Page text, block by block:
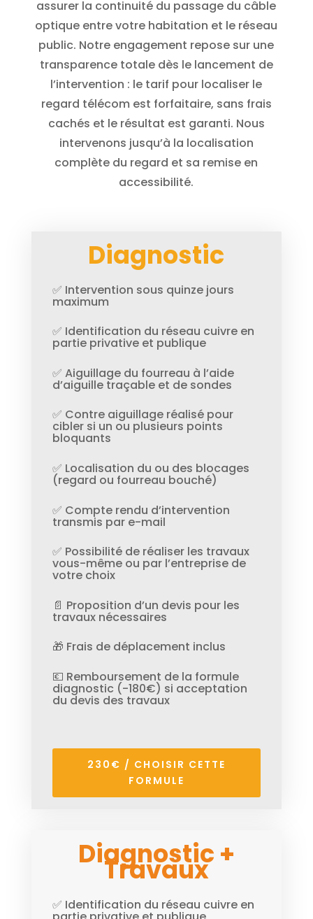
assurer la continuité du passage du câble
optique entre votre habitation et le réseau
public. Notre engagement repose sur une
transparence totale dès le lancement de
l’intervention : le tarif pour localiser le
regard télécom est forfaitaire, sans frais
cachés et le résultat est garanti. Nous
intervenons jusqu’à la localisation
complète du regard et sa remise en
accessibilité.
Diagnostic
✅ Intervention sous quinze jours
maximum
✅ Identification du réseau cuivre en
partie privative et publique
✅ Aiguillage du fourreau à l’aide
d’aiguille traçable et de sondes
✅ Contre aiguillage réalisé pour
cibler si un ou plusieurs points
bloquants
✅ Localisation du ou des blocages
(regard ou fourreau bouché)
✅ Compte rendu d’intervention
transmis par e-mail
✅ Possibilité de réaliser les travaux
vous-même ou par l’entreprise de
votre choix
📄 Proposition d’un devis pour les
travaux nécessaires
🎁 Frais de déplacement inclus
💶 Remboursement de la formule
diagnostic (-180€) si acceptation
du devis des travaux
230€ / CHOISIR CETTE
FORMULE
Diagnostic +
Travaux
✅ Identification du réseau cuivre en